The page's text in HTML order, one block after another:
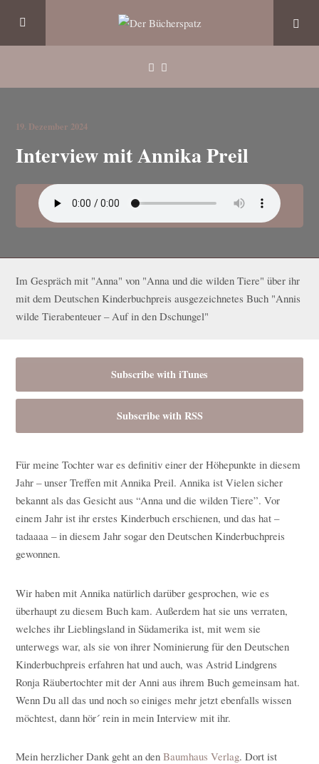
19. Dezember 2024
Interview mit Annika Preil
Im Gespräch mit "Anna" von "Anna und die wilden Tiere" über ihr
mit dem Deutschen Kinderbuchpreis ausgezeichnetes Buch "Annis
wilde Tierabenteuer – Auf in den Dschungel"
Subscribe with iTunes
Subscribe with RSS
Für meine Tochter war es definitiv einer der Höhepunkte in diesem
Jahr – unser Treffen mit Annika Preil. Annika ist Vielen sicher
bekannt als das Gesicht aus “Anna und die wilden Tiere”. Vor
einem Jahr ist ihr erstes Kinderbuch erschienen, und das hat –
tadaaaa – in diesem Jahr sogar den Deutschen Kinderbuchpreis
gewonnen.
Wir haben mit Annika natürlich darüber gesprochen, wie es
überhaupt zu diesem Buch kam. Außerdem hat sie uns verraten,
welches ihr Lieblingsland in Südamerika ist, mit wem sie
unterwegs war, als sie von ihrer Nominierung für den Deutschen
Kinderbuchpreis erfahren hat und auch, was Astrid Lindgrens
Ronja Räubertochter mit der Anni aus ihrem Buch gemeinsam hat.
Wenn Du all das und noch so einiges mehr jetzt ebenfalls wissen
möchtest, dann hör´ rein in mein Interview mit ihr.
Mein herzlicher Dank geht an denBaumhaus Verlag. Dort ist